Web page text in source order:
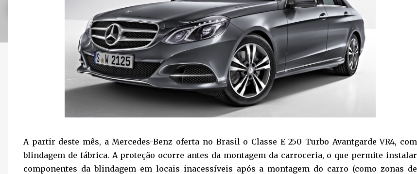
A partir deste mês, a Mercedes-Benz oferta no Brasil o Classe E 250 Turbo Avantgarde VR4, com
blindagem de fábrica. A proteção ocorre antes da montagem da carroceria, o que permite instalar
componentes da blindagem em locais inacessíveis após a montagem do carro (como zonas de